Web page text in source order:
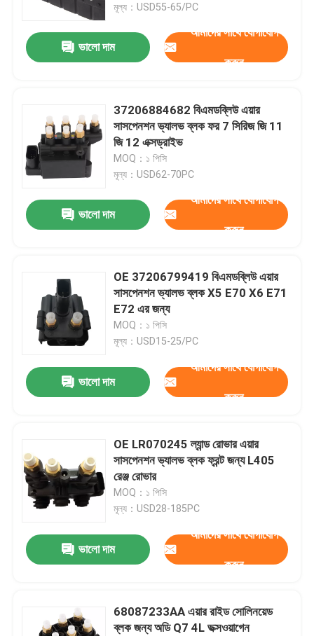
মূল্য：USD55-65/PC
ভালো দাম
আমাদের সাথে যোগাযোগ
করুন
37206884682 বিএমডব্লিউ এয়ার
সাসপেনশন ভ্যালভ ব্লক ফর 7 সিরিজ জি 11
জি 12 এক্সড্রাইভ
MOQ：১ পিসি
মূল্য：USD62-70PC
ভালো দাম
আমাদের সাথে যোগাযোগ
করুন
OE 37206799419 বিএমডব্লিউ এয়ার
সাসপেনশন ভ্যালভ ব্লক X5 E70 X6 E71
E72 এর জন্য
MOQ：১ পিসি
মূল্য：USD15-25/PC
ভালো দাম
আমাদের সাথে যোগাযোগ
করুন
OE LR070245 ল্যান্ড রোভার এয়ার
সাসপেনশন ভ্যালভ ব্লক ফ্রন্ট জন্য L405
রেঞ্জ রোভার
MOQ：১ পিসি
মূল্য：USD28-185PC
ভালো দাম
আমাদের সাথে যোগাযোগ
করুন
68087233AA এয়ার রাইড সোলিনয়েড
ব্লক জন্য অডি Q7 4L ভক্সওয়াগেন